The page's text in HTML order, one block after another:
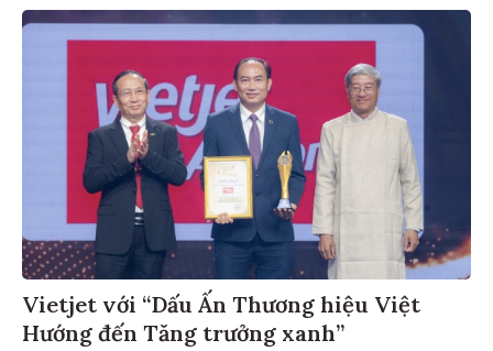
Vietjet với “Dấu Ấn Thương hiệu Việt
Hướng đến Tăng trưởng xanh”